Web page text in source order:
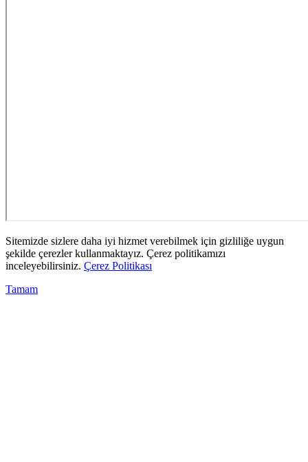
Sitemizde sizlere daha iyi hizmet verebilmek için gizliliğe uygun
şekilde çerezler kullanmaktayız. Çerez politikamızı
inceleyebilirsiniz. Çerez Politikası
Tamam